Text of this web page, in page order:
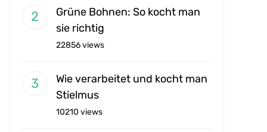
Grüne Bohnen: So kocht man
sie richtig
22856 views
Wie verarbeitet und kocht man
Stielmus
10210 views